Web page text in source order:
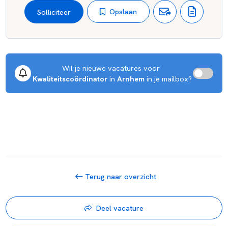
Solliciteer Opslaan
Wil je nieuwe vacatures voor
Kwaliteitscoördinator in Arnhem in je mailbox?
Terug naar overzicht
Deel vacature